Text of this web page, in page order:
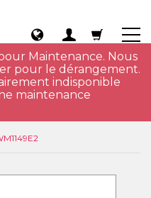
Maintenance. Nous
pour le dérangement.
indisponible
maintenance